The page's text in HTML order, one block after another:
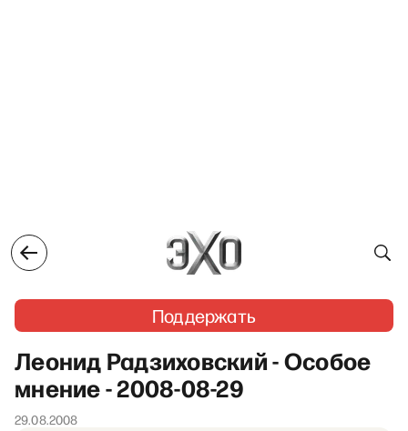
Поддержать
Леонид Радзиховский - Особое
мнение - 2008-08-29
29.08.2008